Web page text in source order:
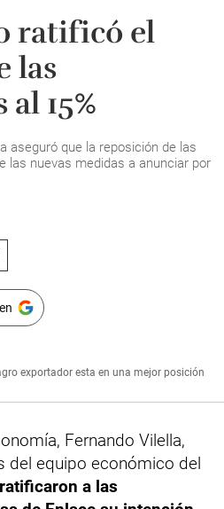
ratificó el
las
15%
aseguró que la reposición de las
las nuevas medidas a anunciar por
exportador esta en una mejor posición
Fernando Vilella,
del equipo económico del
ratificaron a las